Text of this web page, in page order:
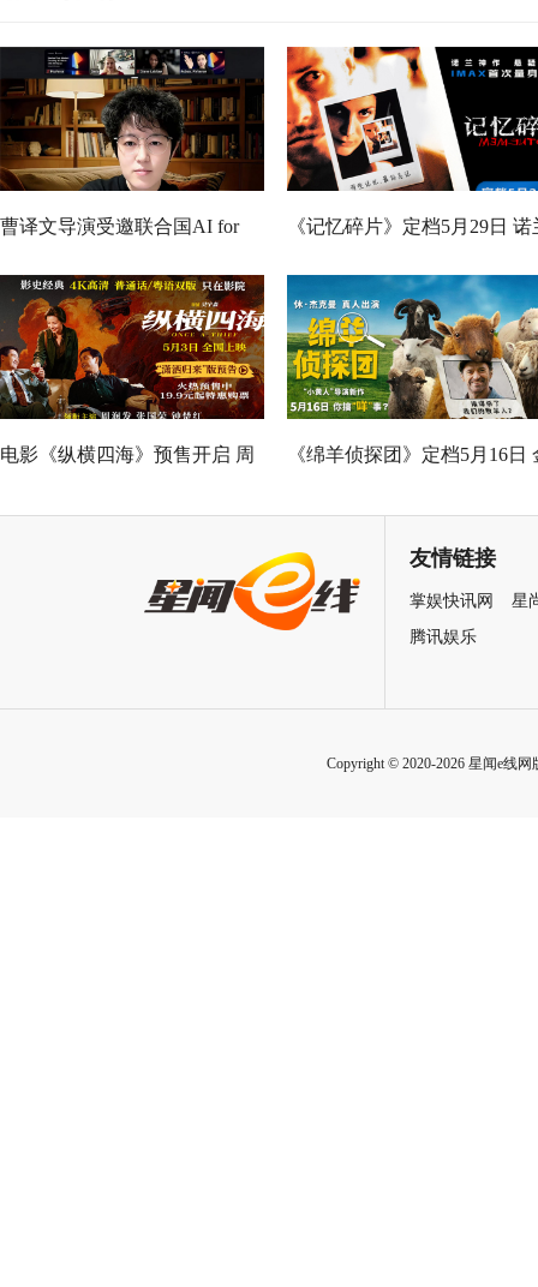
曹译文导演受邀联合国AI for
Good全球峰会 以AI影像传递向
善力量
《记忆碎片》定档5月29日 诺
神作IMAX首次量身定制
电影《纵横四海》预售开启 周 《绵羊侦探团》定档5月16日
友情链接
掌娱快讯网
星
腾讯娱乐
Copyright © 2020-2026 星闻e线